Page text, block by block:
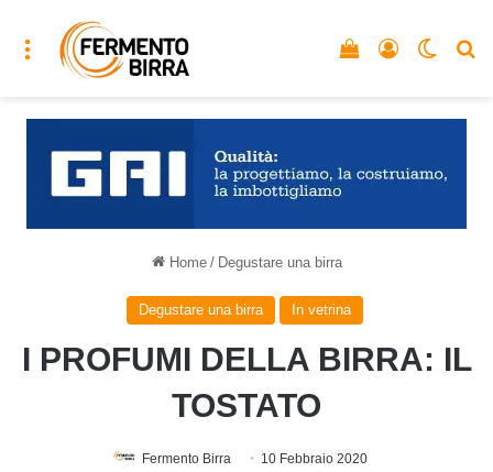
Menu Accedi
Vedi il carrello
Home / Degustare una birra
Degustare una birra In vetrina
I PROFUMI DELLA BIRRA: IL
TOSTATO
Fermento Birra 10 Febbraio 2020